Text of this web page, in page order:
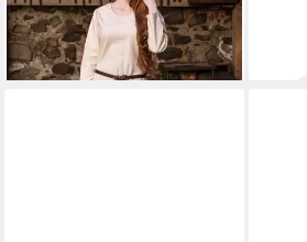
Natur XXL
59,90 €
lieferbar - in 2-3 Werktagen bei dir